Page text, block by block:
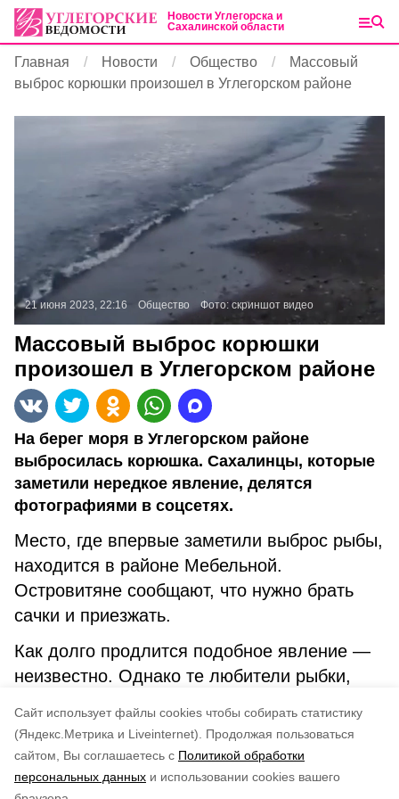
Cайт использует файлы cookies чтобы собирать статистику
(Яндекс.Метрика и Liveinternet).
Продолжая пользоваться
сайтом, Вы соглашаетесь с Политикой обработки
персональных данных и использовании cookies вашего
Подписывайтесь на наш Telegram
канал
Новости Углегорска и
Сахалинской области
Главная Новости Общество
Массовый
выброс корюшки произошел в Углегорском районе
21 июня 2023, 22:16 Общество Фото: скриншот видео
Массовый выброс корюшки
произошел в Углегорском районе
На берег моря в Углегорском районе
выбросилась корюшка. Сахалинцы, которые
заметили нередкое явление, делятся
фотографиями в соцсетях.
Место, где впервые заметили выброс рыбы,
находится в районе Мебельной.
Островитяне сообщают, что нужно брать
сачки и приезжать.
Как долго продлится подобное явление —
неизвестно. Однако те любители рыбки,
место, уже смогли собрать весомый улов.
по оценке